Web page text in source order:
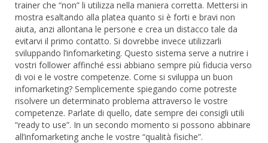
trainer che “non” li utilizza nella maniera corretta. Mettersi in
mostra esaltando alla platea quanto si è forti e bravi non
aiuta, anzi allontana le persone e crea un distacco tale da
evitarvi il primo contatto. Si dovrebbe invece utilizzarli
sviluppando l’infomarketing. Questo sistema serve a nutrire i
vostri follower affinché essi abbiano sempre più fiducia verso
di voi e le vostre competenze. Come si sviluppa un buon
infomarketing? Semplicemente spiegando come potreste
risolvere un determinato problema attraverso le vostre
competenze. Parlate di quello, date sempre dei consigli utili
“ready to use”. In un secondo momento si possono abbinare
all’infomarketing anche le vostre “qualità fisiche”.